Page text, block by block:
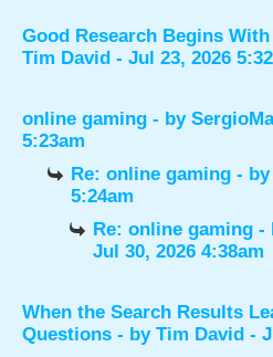
Good Research Begins
Tim David - Jul 23, 2026
online gaming - by
5:23am
Re: online gaming -
5:24am
Re: online gaming -
Jul 30, 2026 4:38am
When the Search Results
Questions - by Tim David -